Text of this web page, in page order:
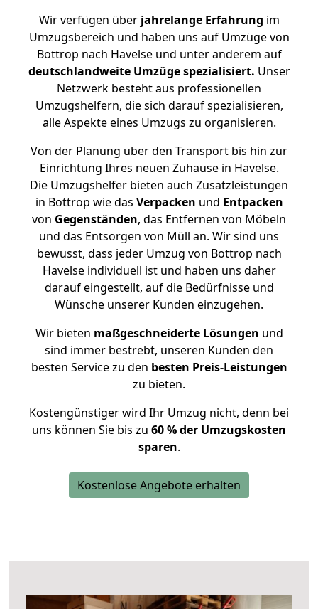
Wir verfügen überjahrelange Erfahrung im
Umzugsbereich und haben uns auf Umzüge von
Bottrop nach Havelse und unter anderem auf
deutschlandweite Umzüge spezialisiert. Unser
Netzwerk besteht aus professionellen
Umzugshelfern, die sich darauf spezialisieren,
alle Aspekte eines Umzugs zu organisieren.
Von der Planung über den Transport bis hin zur
Einrichtung Ihres neuen Zuhause in Havelse.
Die Umzugshelfer bieten auch Zusatzleistungen
in Bottrop wie das Verpacken und Entpacken
von Gegenständen, das Entfernen von Möbeln
und das Entsorgen von Müll an. Wir sind uns
bewusst, dass jeder Umzug von Bottrop nach
Havelse individuell ist und haben uns daher
darauf eingestellt, auf die Bedürfnisse und
Wünsche unserer Kunden einzugehen.
Wir bieten maßgeschneiderte Lösungen und
sind immer bestrebt, unseren Kunden den
besten Service zu den besten Preis-Leistungen
zu bieten.
Kostengünstiger wird Ihr Umzug nicht, denn bei
uns können Sie bis zu 60 % der Umzugskosten
sparen.
Kostenlose Angebote erhalten